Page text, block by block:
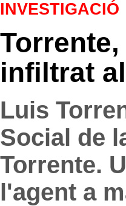
INVESTIGACIÓ
infiltrat
Luis
Social de
Torrente.
l'agent a